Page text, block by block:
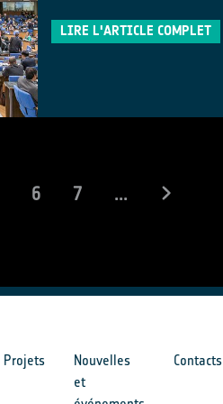
LIRE L'ARTICLE COMPLET
6 7 ...
Projets
Nouvelles
et
Contacts